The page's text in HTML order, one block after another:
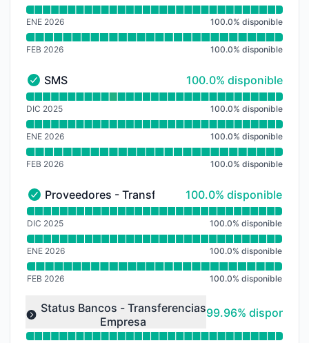
ENE 2026 100.0% disponible
FEB 2026 100.0% disponible
SMS - En funcionamiento
SMS 100% - disponible
100.0% disponible
Leer gráfico de tiempo de actividad para SMS
DIC 2025 100.0% disponible
ENE 2026 100.0% disponible
FEB 2026 100.0% disponible
Proveedores - Transferencias - En funcionamiento
Proveedores - Transferencias100% - disponible
100.0% disponible
Leer gráfico de tiempo de actividad para
DIC 2025 100.0% disponible
ENE 2026 100.0% disponible
FEB 2026 100.0% disponible
Expand group
Status Bancos - Transferencias
Empresa
100% - disponible
99.96% disponible
Leer gráfico de tiempo de actividad para undefined